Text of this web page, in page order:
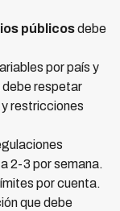
públicosdebe
por país y
respetar
restricciones
2-3 por semana.
por cuenta.
que debe